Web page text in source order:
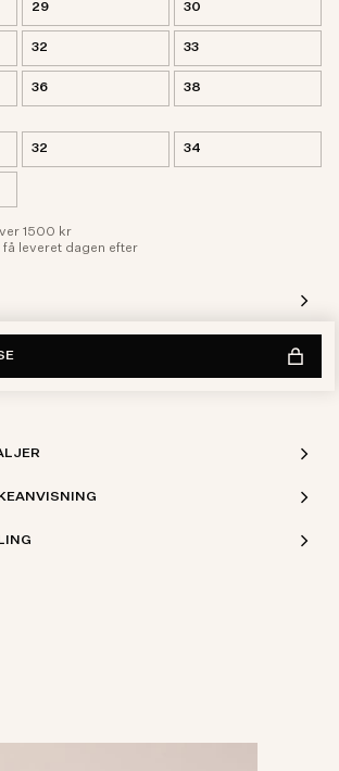
29 30
32 33
36
38
32 34
1500 kr
få leveret dagen efter